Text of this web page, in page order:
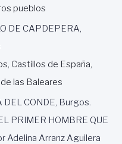
pueblos
DE CAPDEPERA,
Castillos de España,
las Baleares
DEL CONDE, Burgos.
PRIMER HOMBRE QUE
Adelina Arranz Aguilera